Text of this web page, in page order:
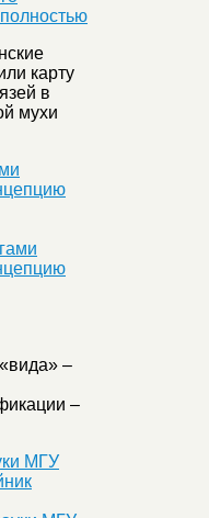
карту
в
мухи
–
–
МГУ